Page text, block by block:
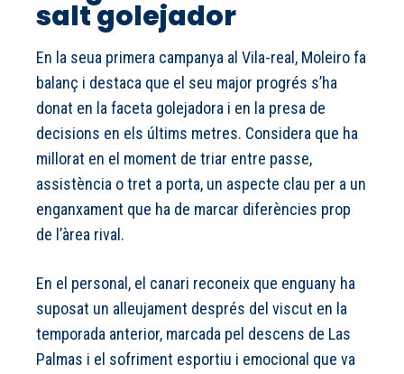
salt golejador
En la seua primera campanya al Vila-real, Moleiro fa
balanç i destaca que el seu major progrés s’ha
donat en la faceta golejadora i en la presa de
decisions en els últims metres. Considera que ha
millorat en el moment de triar entre passe,
assistència o tret a porta, un aspecte clau per a un
enganxament que ha de marcar diferències prop
de l’àrea rival.
En el personal, el canari reconeix que enguany ha
suposat un alleujament després del viscut en la
temporada anterior, marcada pel descens de Las
Palmas i el sofriment esportiu i emocional que va